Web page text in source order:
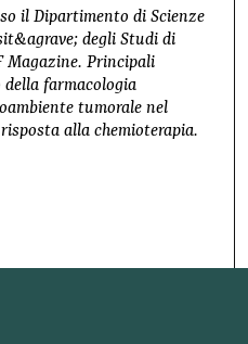
il Dipartimento di Scienze
degli Studi di
Magazine. Principali
della farmacologia
tumorale nel
alla chemioterapia.